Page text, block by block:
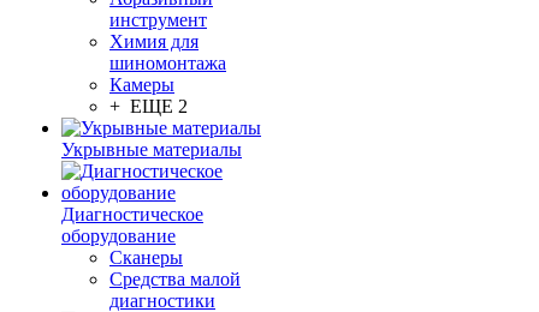
инструмент
Химия для
шиномонтажа
Камеры
+ ЕЩЕ 2
Укрывные материалы
Диагностическое
оборудование
Сканеры
Средства малой
диагностики